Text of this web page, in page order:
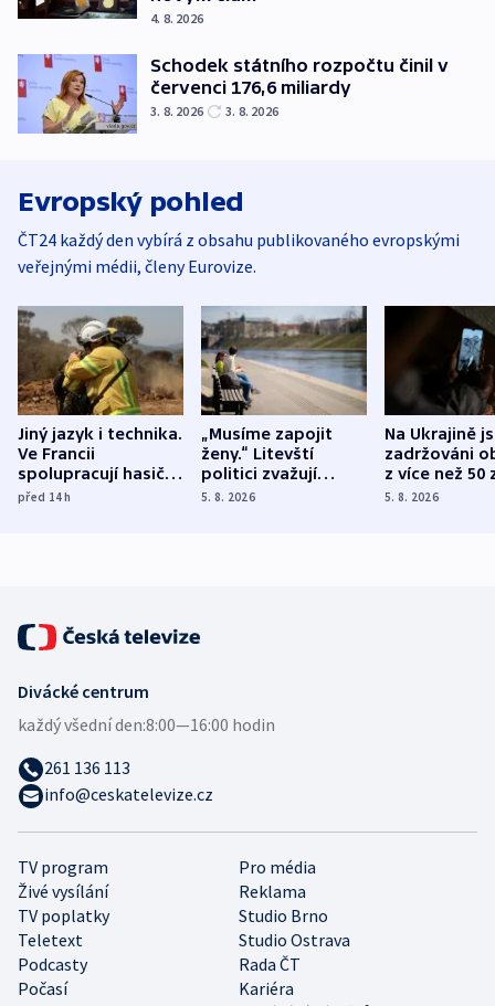
4. 8. 2026
Schodek státního rozpočtu činil v
červenci 176,6 miliardy
3. 8. 2026 3. 8. 2026
Evropský pohled
ČT24 každý den vybírá z obsahu publikovaného evropskými
veřejnými médii, členy Eurovize.
Jiný jazyk i technika.
Ve Francii
spolupracují hasiči z
různých zemí
před 14h
„Musíme zapojit
ženy.“ Litevští
politici zvažují
dohodu o
5. 8. 2026
Na Ukrajině
zadržováni
z více než 50
Bojovali na
5. 8. 2026
TV program
Pro média
Živé vysílání
Reklama
TV poplatky
Studio Brno
Teletext
Studio Ostrava
Podcasty
Rada ČT
Počasí
Kariéra
Divácké centrum
každý všední den:8:00—16:00 hodin
261 136 113
info@ceskatelevize.cz